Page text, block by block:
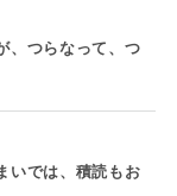
、つらなって、つ
いでは、積読もお